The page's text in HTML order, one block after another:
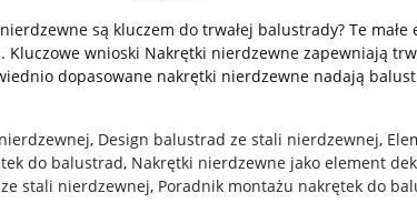
są kluczem do trwałej balustrady? Te
wnioski Nakrętki nierdzewne zapewniają
dopasowane nakrętki nierdzewne nadają
, Design balustrad ze stali nierdzewnej,
do balustrad, Nakrętki nierdzewne jako element
stali nierdzewnej, Poradnik montażu nakrętek do